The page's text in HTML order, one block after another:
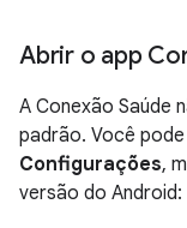
Abrir o app
A Conexão Saúde
padrão. Você
Configurações,
versão do Android: